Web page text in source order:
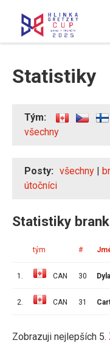
Statistiky
Tým:
všechny
Posty: všechny |
útočníci
Statistiky
tým #
1. CAN 30
2. CAN 31
Zobrazuji nejlepších 5.